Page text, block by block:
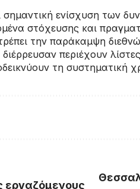
ενίσχυση των
στόχευσης και
την παράκαμψη
περιέχουν
τη συστηματική
εργαζόμενους